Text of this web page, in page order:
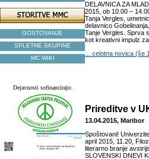
GOSTOVANJE
SPLETNE SKUPINE
MC WIKI
Dejavnosti sofinancirajo:
DELAVNICA ZA
2015, ob 10.00 –
Tanja Vergles,
delavnico
Tanje Vergles. Sprva
kot kreativni impulz za
... celotna novica (še
Prireditve v
13.04.2015, Maribor
Spoštovani!
april 2015, 11.20,
literarno branje
SLOVENSKI DNEVI